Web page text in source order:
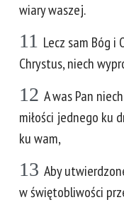
wiary waszej.
11 Lecz sam Bóg i
Chrystus, niech
12 A was Pan
miłości jednego ku
ku wam,
13 Aby
w świętobliwości